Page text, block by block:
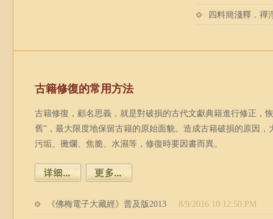
四料簡淺釋．禪
古籍修復的常用方法
古籍修復，顧名思義，就是對破損的古代文獻典籍進行修正，
舊”，最大限度地保留古籍的原始面貌。造成古籍破損的原因
污垢、黴爛、焦脆、水濕等，修復時要因書而異。
《佛梅電子大藏經》普及版2013 8/9/2016 10:12:50 PM